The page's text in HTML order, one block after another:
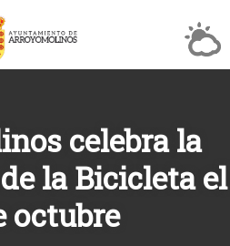
celebra la
la Bicicleta el
octubre